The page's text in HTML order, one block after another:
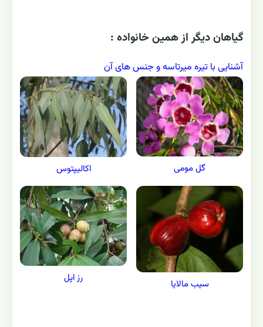
گياهان ديگر از همين خانواده :
آشنایی با تیره میرتاسه و جنس های آن
گل مومی اکالیپتوس
سیب مالایا رز اپل